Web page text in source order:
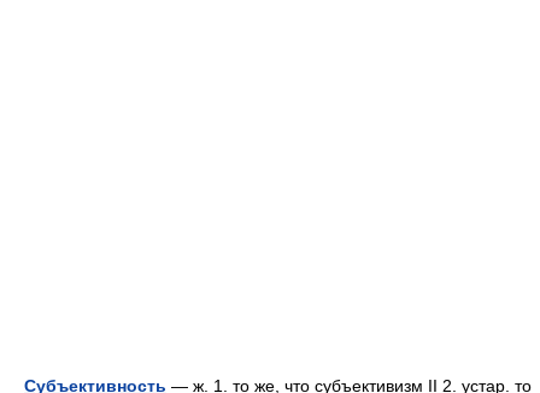
Субъективность — ж. 1. то же, что субъективизм II 2. устар. то